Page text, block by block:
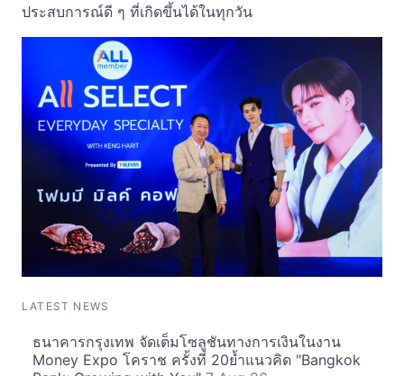
ประสบการณ์ดี ๆ ที่เกิดขึ้นได้ในทุกวัน
LATEST NEWS
ธนาคารกรุงเทพ จัดเต็มโซลูชันทางการเงินในงาน
Money Expo โคราช ครั้งที่ 20ย้ำแนวคิด "Bangkok